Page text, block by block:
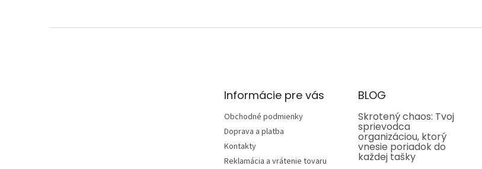
Informácie pre vás
Obchodné podmienky
Doprava a platba
Kontakty
Reklamácia a vrátenie tovaru
BLOG
Skrotený chaos: Tvoj
sprievodca
organizáciou, ktorý
vnesie poriadok do
každej tašky